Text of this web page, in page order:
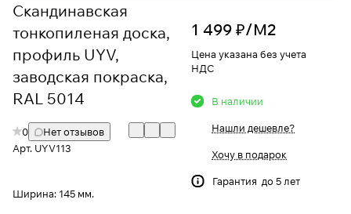
Скандинавская
тонкопиленая доска,
профиль UYV,
заводская покраска,
RAL 5014
0
Нет отзывов
Арт. UYV113
Ширина: 145 мм.
1 499 ₽/М2
Цена указана без учета
НДС
В наличии
Нашли дешевле?
Хочу в подарок
Гарантия до 5 лет